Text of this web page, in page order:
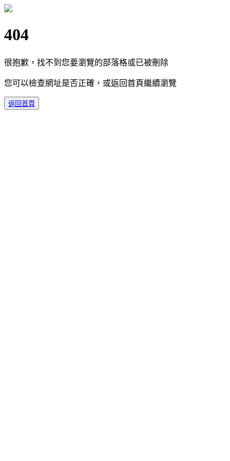
404
很抱歉，找不到您要瀏覽的部落格或已被刪除
您可以檢查網址是否正確，或返回首頁繼續瀏覽
返回首頁